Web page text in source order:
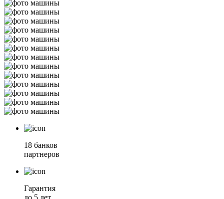
18 банков
партнеров
Гарантия